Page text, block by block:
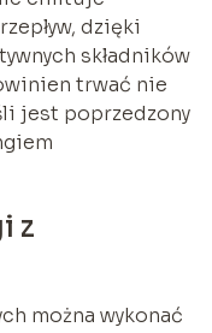
dzięki
składników
trwać nie
jest poprzedzony
z
można wykonać